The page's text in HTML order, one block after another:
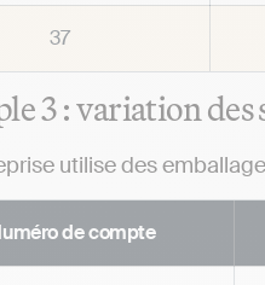
37
3 : variation des
utilise des
de compte